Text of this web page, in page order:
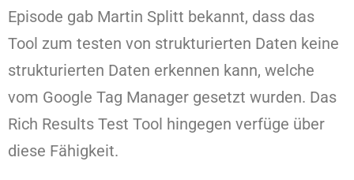
Episode gab Martin Splitt bekannt, dass das
Tool zum testen von strukturierten Daten keine
strukturierten Daten erkennen kann, welche
vom Google Tag Manager gesetzt wurden. Das
Rich Results Test Tool hingegen verfüge über
diese Fähigkeit.